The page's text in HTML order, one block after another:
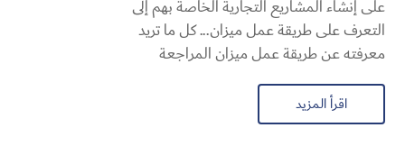
على إنشاء المشاريع التجارية الخاصة بهم إلى
التعرف على طريقة عمل ميزان... كل ما تريد
معرفته عن طريقة عمل ميزان المراجعة
اقرأ المزيد